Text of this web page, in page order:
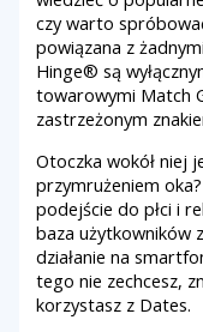
czy warto
powiązana z
Hinge® są
towarowymi Match
zastrzeżonym
Otoczka wokół niej
przymrużeniem
podejście do płci i
baza użytkowników
działanie na
tego nie zechcesz,
korzystasz z Dates.